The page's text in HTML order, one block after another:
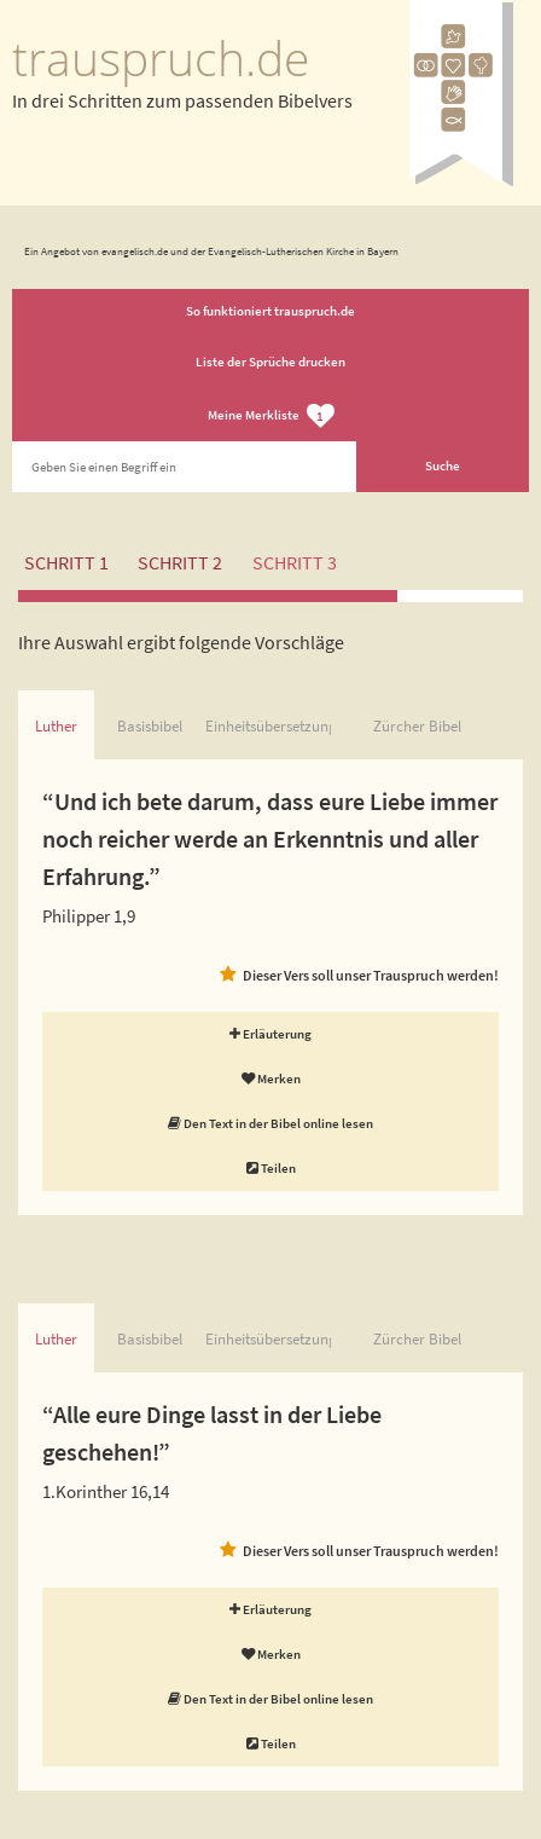
trauspruch.de
In drei Schritten zum passenden Bibelvers
Ein Angebot von evangelisch.de und der Evangelisch-Lutherischen Kirche in Bayern
So funktioniert trauspruch.de
Liste der Sprüche drucken
Meine Merkliste 1
SCHRITT 1 SCHRITT 2 SCHRITT 3
Ihre Auswahl ergibt folgende Vorschläge
Luther Basisbibel Einheitsübersetzung Zürcher Bibel
“Und ich bete darum, dass eure Liebe immer
noch reicher werde an Erkenntnis und aller
Erfahrung.”
Philipper 1,9
Dieser Vers soll unser Trauspruch werden!
Erläuterung
Merken
Den Text in der Bibel online lesen
Teilen
Luther Basisbibel Einheitsübersetzung Zürcher Bibel
“Alle eure Dinge lasst in der Liebe
geschehen!”
1.Korinther 16,14
Dieser Vers soll unser Trauspruch werden!
Erläuterung
Merken
Den Text in der Bibel online lesen
Teilen